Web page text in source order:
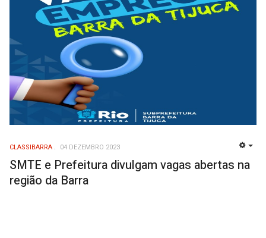
CLASSIBARRA 04 DEZEMBRO 2023
SMTE e Prefeitura divulgam vagas abertas na
região da Barra